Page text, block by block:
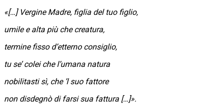
«[…] Vergine Madre, figlia del tuo figlio,
umile e alta più che creatura,
termine fisso d’etterno consiglio,
tu se’ colei che l’umana natura
nobilitasti sì, che ’l suo fattore
non disdegnò di farsi sua fattura […]».